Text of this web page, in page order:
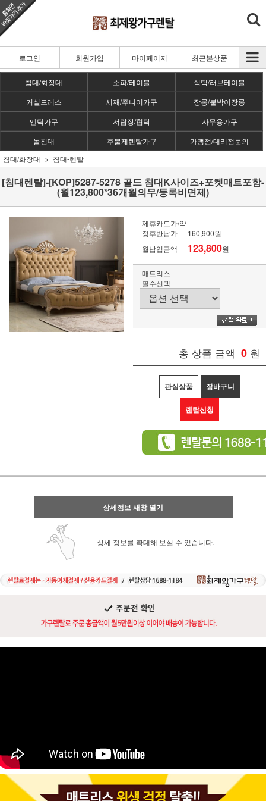
로그인 회원가입 마이페이지 최근본상품
침대/화장대 소파/테이블
식탁/러브테이블
거실드레스
서재/주니어가구
장롱/붙박이장롱
엔틱가구
서랍장/협탁
사무용가구
돌침대
후불제렌탈가구
가맹점/대리점문의
침대/화장대
침대-렌탈
[침대렌탈]-[KOP]5287-5278 골드 침대K사이즈+포켓매트포함-
(월123,800*36개월의무/등록비면제)
제휴카드가/약
정후반납가
160,900원
월납입금액
123,800원
매트리스
필수선택
총 상품 금액 0 원
관심상품 장바구니
렌탈신청
상세정보 새창 열기
상세 정보를 확대해 보실 수 있습니다.